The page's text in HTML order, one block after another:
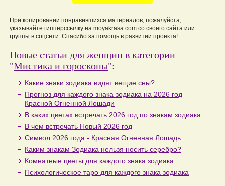
При копировании понравившихся материалов, пожалуйста,
указывайте гипперссылку на moyakrasa.com со своего сайта или
группы в соцсети. Спасибо за помощь в развитии проекта!
Новые статьи для женщин в категории
"Мистика и гороскопы":
Какие знаки зодиака видят вещие сны?
Прогноз для каждого знака зодиака на 2026 год
Красной Огненной Лошади
В каких цветах встречать 2026 год по знакам зодиака
В чем встречать Новый 2026 год
Символ 2026 года - Красная Огненная Лошадь
Каким знакам Зодиака нельзя носить серебро?
Комнатные цветы для каждого знака зодиака
Психологическое таро для каждого знака зодиака